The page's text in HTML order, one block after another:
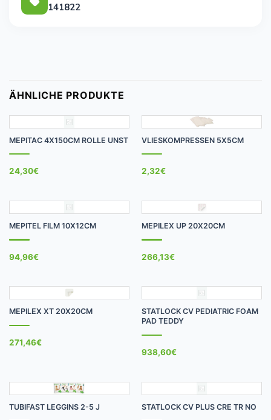
141822
ÄHNLICHE PRODUKTE
MEPITAC 4X150CM ROLLE UNST
24,30€
VLIESKOMPRESSEN 5X5CM
2,32€
MEPITEL FILM 10X12CM
94,96€
MEPILEX UP 20X20CM
266,13€
MEPILEX XT 20X20CM
271,46€
STATLOCK CV PEDIATRIC FOAM
PAD TEDDY
938,60€
TUBIFAST LEGGINS 2-5 J STATLOCK CV PLUS CRE TR NO